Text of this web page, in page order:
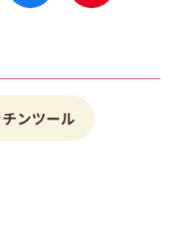
ンツール